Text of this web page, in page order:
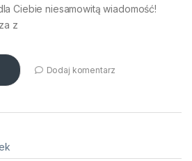
Ciebie niesamowitą wiadomość!
z
Dodaj komentarz